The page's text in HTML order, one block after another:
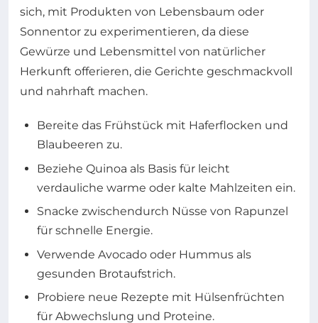
sich, mit Produkten von Lebensbaum oder
Sonnentor zu experimentieren, da diese
Gewürze und Lebensmittel von natürlicher
Herkunft offerieren, die Gerichte geschmackvoll
und nahrhaft machen.
Bereite das Frühstück mit Haferflocken und
Blaubeeren zu.
Beziehe Quinoa als Basis für leicht
verdauliche warme oder kalte Mahlzeiten ein.
Snacke zwischendurch Nüsse von Rapunzel
für schnelle Energie.
Verwende Avocado oder Hummus als
gesunden Brotaufstrich.
Probiere neue Rezepte mit Hülsenfrüchten
für Abwechslung und Proteine.